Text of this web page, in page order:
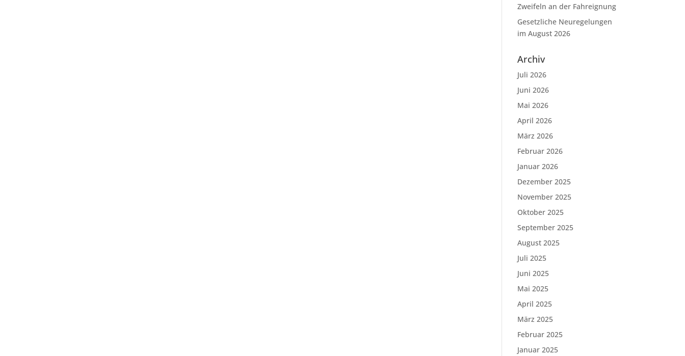
Zweifeln an der Fahreignung
Gesetzliche Neuregelungen
im August 2026
Archiv
Juli 2026
Juni 2026
Mai 2026
April 2026
März 2026
Februar 2026
Januar 2026
Dezember 2025
November 2025
Oktober 2025
September 2025
August 2025
Juli 2025
Juni 2025
Mai 2025
April 2025
März 2025
Februar 2025
Januar 2025